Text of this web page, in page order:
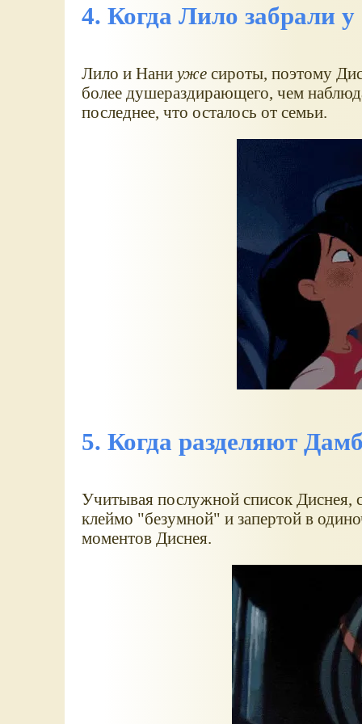
4. Когда Лило забрали
Лило и Нани уже сироты, поэтому
более душераздирающего, чем
последнее, что осталось от семьи.
5. Когда разделяют
Учитывая послужной список Диснея,
клеймо "безумной" и запертой в
моментов Диснея.